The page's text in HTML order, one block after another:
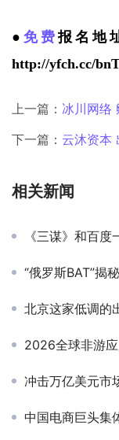
● 免费报名地
http://yfch.cc/
上一篇： 冰川网络 孵化中心负责
下一篇： 云沐资本 出海投资负责
相关新闻
《三谋》和百
“俄罗斯BAT”揭
北京这家低调的
2026全球非游应用趋势报
冲击万亿美元市场，中国
中国电商巨头集